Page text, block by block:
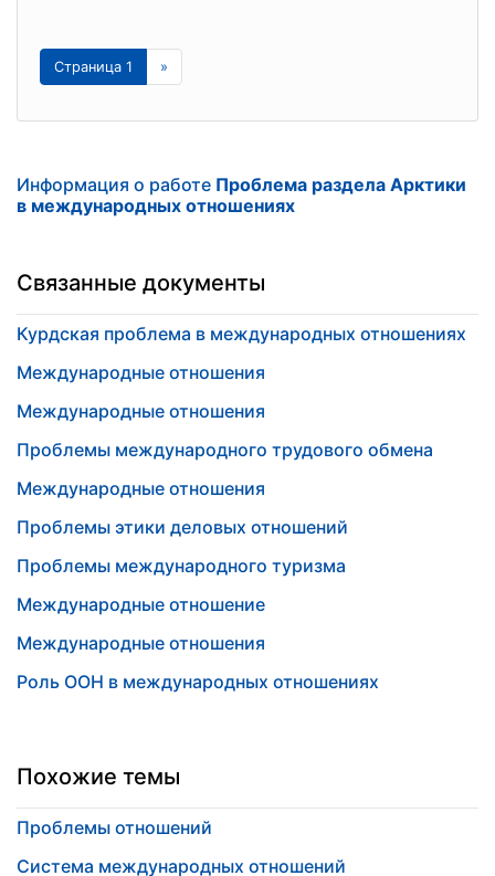
Страница 1 »
Информация о работе Проблема раздела Арктики
в международных отношениях
Связанные документы
Курдская проблема в международных отношениях
Международные отношения
Международные отношения
Проблемы международного трудового обмена
Международные отношения
Проблемы этики деловых отношений
Проблемы международного туризма
Международные отношение
Международные отношения
Роль ООН в международных отношениях
Похожие темы
Проблемы отношений
Система международных отношений